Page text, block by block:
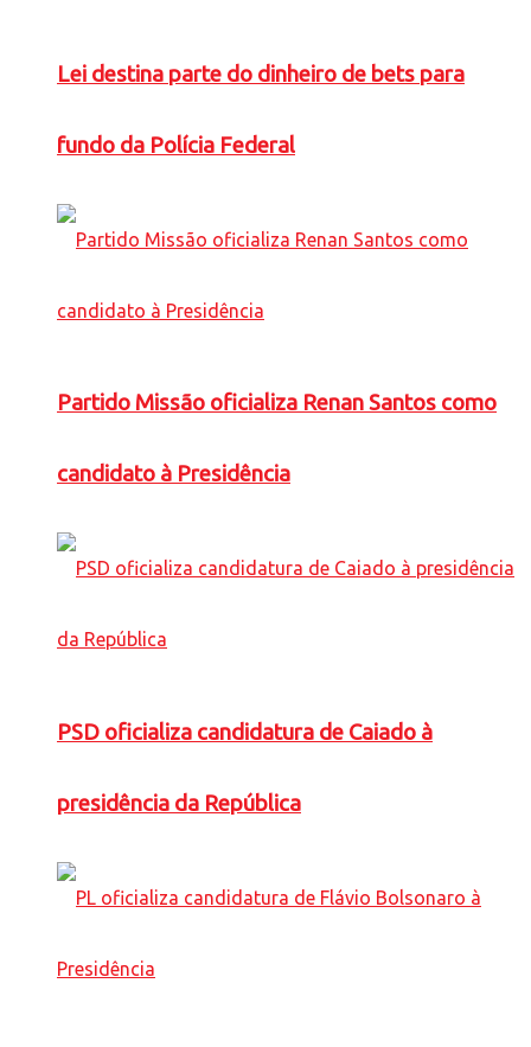
Lei destina parte do dinheiro de bets para
fundo da Polícia Federal
Partido Missão oficializa Renan Santos como
candidato à Presidência
PSD oficializa candidatura de Caiado à
presidência da República